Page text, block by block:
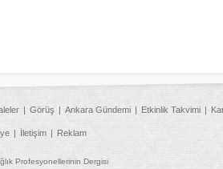
Görüş Ankara Gündemi Etkinlik Takvimi
İletişim Reklam
Profesyonellerinin Dergisi